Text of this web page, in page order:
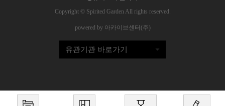
Copyright © Spirited Garden All rights reserved.
powered by 아카이브센터(주)
유관기관 바로가기